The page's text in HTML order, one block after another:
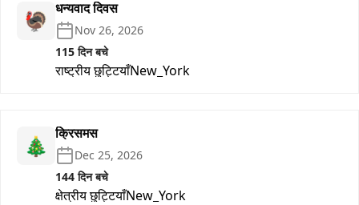
🦃 धन्यवाद दिवस
Nov 26, 2026
115 दिन बचे
राष्ट्रीय छुट्टियाँNew_York
🎄 क्रिसमस
Dec 25, 2026
144 दिन बचे
क्षेत्रीय छुट्टियाँNew_York